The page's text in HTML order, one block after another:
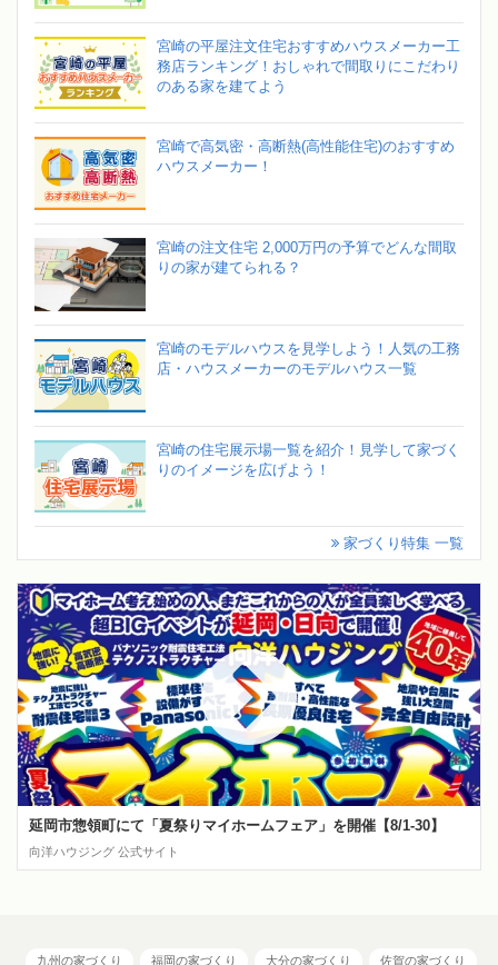
宮崎の平屋注文住宅おすすめハウスメーカー工
務店ランキング！おしゃれで間取りにこだわり
のある家を建てよう
宮崎で高気密・高断熱(高性能住宅)のおすすめ
ハウスメーカー！
宮崎の注文住宅 2,000万円の予算でどんな間取
りの家が建てられる？
宮崎のモデルハウスを見学しよう！人気の工務
店・ハウスメーカーのモデルハウス一覧
宮崎の住宅展示場一覧を紹介！見学して家づく
りのイメージを広げよう！
家づくり特集 一覧
延岡市惣領町にて「夏祭りマイホームフェア」を開催【8/1-30】
向洋ハウジング 公式サイト
九州の家づくり 福岡の家づくり 大分の家づくり 佐賀の家づくり